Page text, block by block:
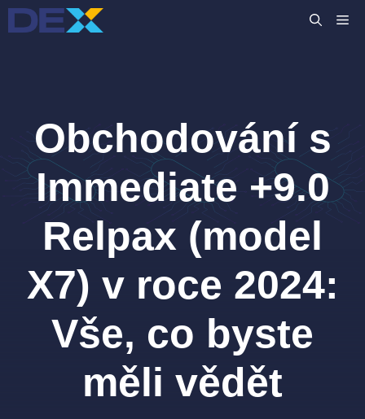
Přeskočit
na
Obchodování s
Immediate +9.0
Relpax (model
X7) v roce 2024:
Vše, co byste
měli vědět